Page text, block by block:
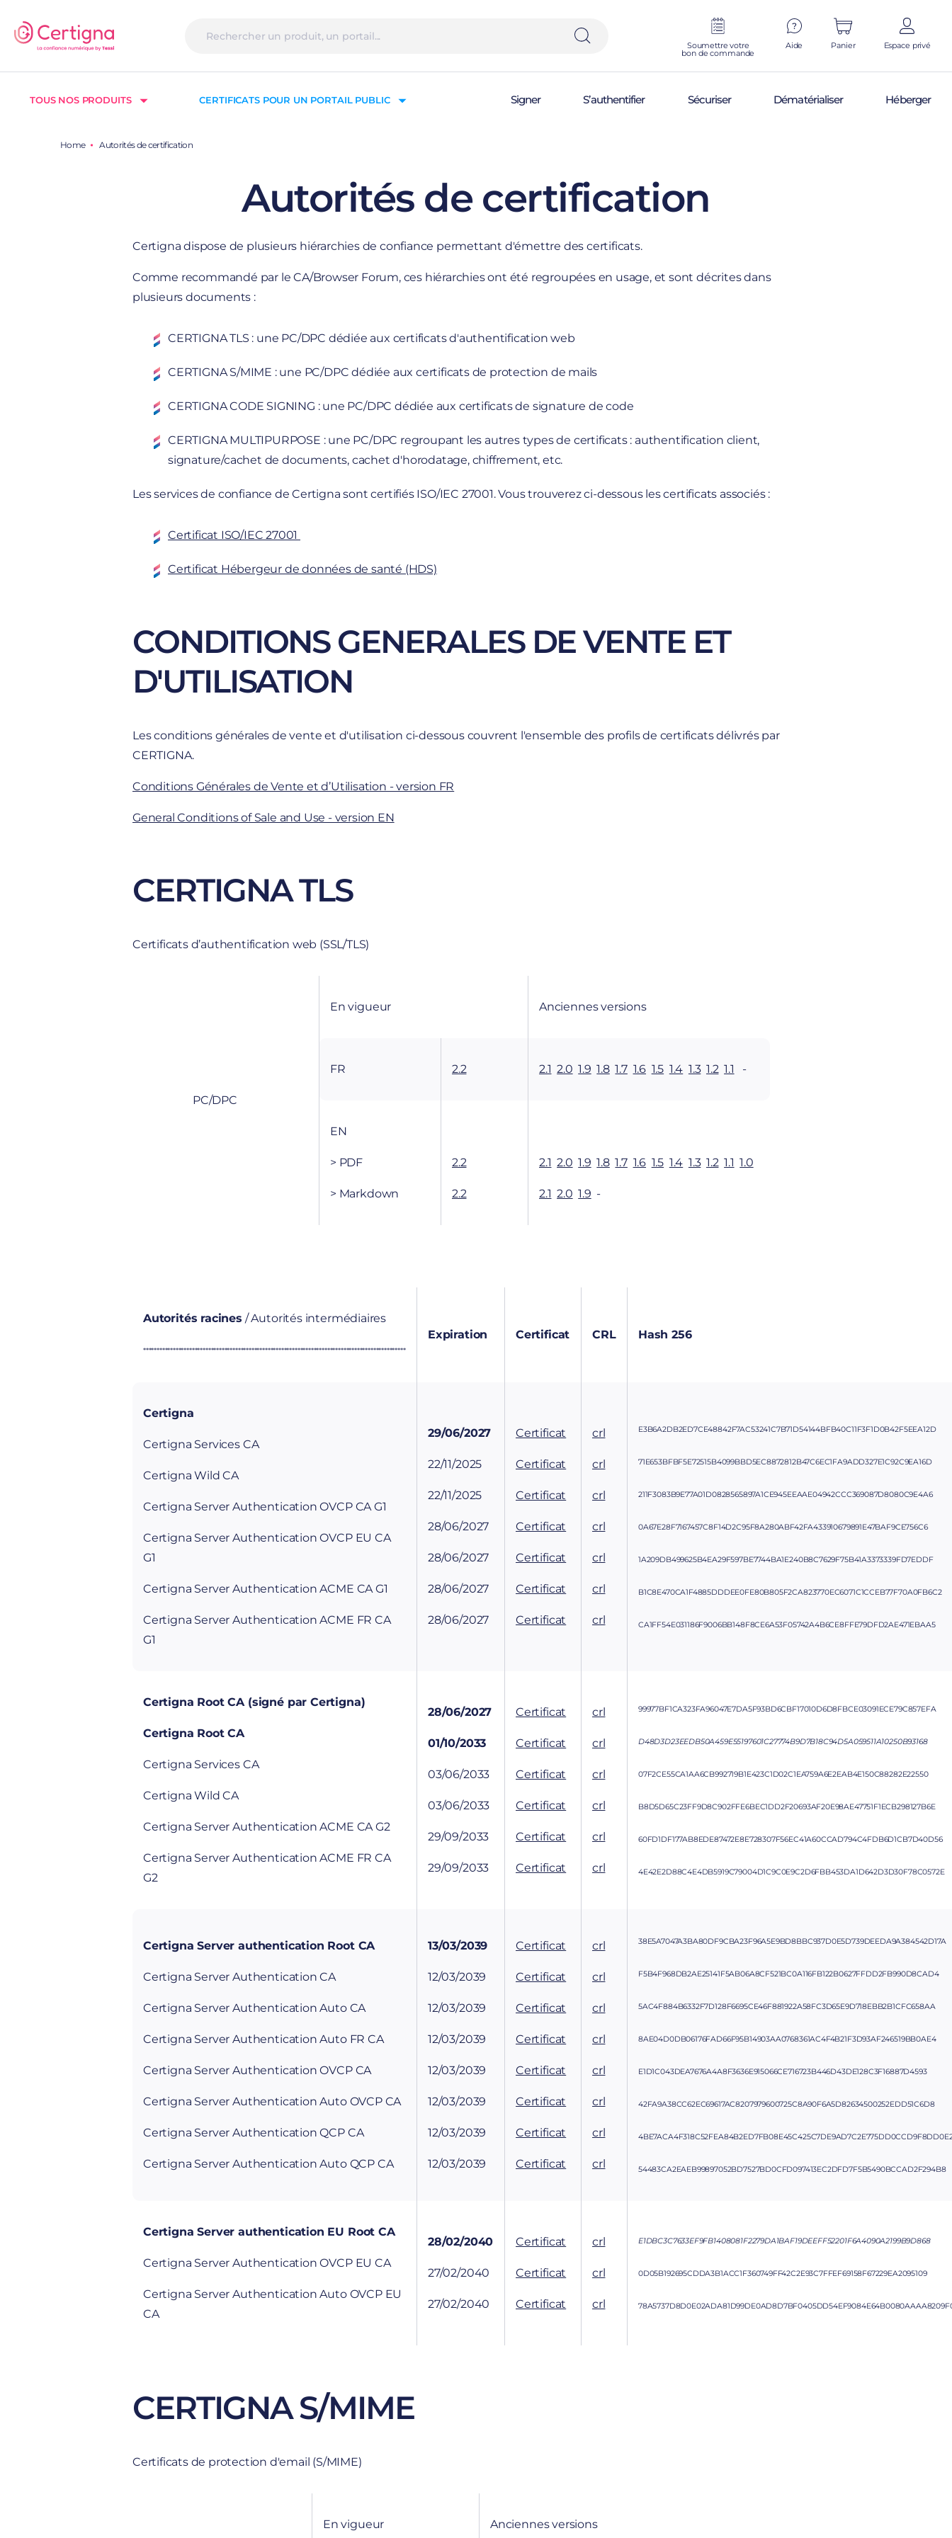
Soumettre votre
bon de commande
Aide Panier Espace privé
TOUS NOS PRODUITS CERTIFICATS POUR UN PORTAIL PUBLIC Signer S’authentifier Sécuriser Dématérialiser Héberger
Home Autorités de certification
Autorités de certification
Certigna dispose de plusieurs hiérarchies de confiance permettant d'émettre des certificats.
Comme recommandé par le CA/Browser Forum, ces hiérarchies ont été regroupées en usage, et sont décrites dans
plusieurs documents :
CERTIGNA TLS : une PC/DPC dédiée aux certificats d'authentification web
CERTIGNA S/MIME : une PC/DPC dédiée aux certificats de protection de mails
CERTIGNA CODE SIGNING : une PC/DPC dédiée aux certificats de signature de code
CERTIGNA MULTIPURPOSE : une PC/DPC regroupant les autres types de certificats : authentification client,
signature/cachet de documents, cachet d'horodatage, chiffrement, etc.
Les services de confiance de Certigna sont certifiés ISO/IEC 27001. Vous trouverez ci-dessous les certificats associés :
Certificat ISO/IEC 27001
Certificat Hébergeur de données de santé (HDS)
CONDITIONS GENERALES DE VENTE ET
D'UTILISATION
Les conditions générales de vente et d'utilisation ci-dessous couvrent l'ensemble des profils de certificats délivrés par
CERTIGNA.
Conditions Générales de Vente et d’Utilisation - version FR
General Conditions of Sale and Use - version EN
CERTIGNA TLS
Certificats d’authentification web (SSL/TLS)
PC/DPC
En vigueur Anciennes versions
FR 2.2 2.1 2.0 1.9 1.8 1.7 1.6 1.5 1.4 1.3 1.2 1.1 -
EN
> PDF
> Markdown
2.2
2.2
2.1 2.0 1.9 1.8 1.7 1.6 1.5 1.4 1.3 1.2 1.1 1.0
2.1 2.0 1.9 -
Autorités racines / Autorités intermédiaires
*************************************************************************************************
Expiration Certificat CRL Hash 256
Certigna
Certigna Services CA
Certigna Wild CA
Certigna Server Authentication OVCP CA G1
Certigna Server Authentication OVCP EU CA
G1
Certigna Server Authentication ACME CA G1
Certigna Server Authentication ACME FR CA
G1
29/06/2027
22/11/2025
22/11/2025
28/06/2027
28/06/2027
28/06/2027
28/06/2027
Certificat
Certificat
Certificat
Certificat
Certificat
Certificat
Certificat
crl
crl
crl
crl
crl
crl
crl
E3B6A2DB2ED7CE48842F7AC53241C7B71D54144BFB40C11F3F1D0B42F5EEA12D
71E653BFBF5E72515B4099BBD5EC8872812B47C6EC1FA9ADD327E1C92C9EA16D
211F3083B9E77A01D0828565897A1CE945EEAAE04942CCC369087D8080C9E4A6
0A67E28F7167457C8F14D2C95F8A280ABF42FA433910679891E47BAF9CE756C6
1A209DB499625B4EA29F597BE7744BA1E240B8C7629F75B41A3373339FD7EDDF
B1C8E470CA1F4885DDDEE0FE80B805F2CA823770EC6071C1CCEB77F70A0FB6C2
CA1FF54E031186F9006BB148F8CE6A53F05742A4B6CE8FFE79DFD2AE471EBAA5
Certigna Root CA (signé par Certigna)
Certigna Root CA
Certigna Services CA
Certigna Wild CA
Certigna Server Authentication ACME CA G2
Certigna Server Authentication ACME FR CA
G2
28/06/2027
01/10/2033
03/06/2033
03/06/2033
29/09/2033
29/09/2033
Certificat
Certificat
Certificat
Certificat
Certificat
Certificat
crl
crl
crl
crl
crl
crl
99977BF1CA323FA96047E7DA5F93BD6CBF17010D6D8FBCE03091ECE79C857EFA
D48D3D23EEDB50A459E55197601C27774B9D7B18C94D5A059511A10250B93168
07F2CE55CA1AA6CB992719B1E423C1D02C1EA759A6E2EAB4E150C88282E22550
B8D5D65C23FF9D8C902FFE6BEC1DD2F20693AF20E98AE47751F1ECB298127B6E
60FD1DF177AB8EDE87472E8E728307F56EC41A60CCAD794C4FDB6D1CB7D40D56
4E42E2D88C4E4DB5919C79004D1C9C0E9C2D6FBB453DA1D642D3D30F78C0572E
Certigna Server authentication Root CA
Certigna Server Authentication CA
Certigna Server Authentication Auto CA
Certigna Server Authentication Auto FR CA
Certigna Server Authentication OVCP CA
Certigna Server Authentication Auto OVCP CA
Certigna Server Authentication QCP CA
Certigna Server Authentication Auto QCP CA
13/03/2039
12/03/2039
12/03/2039
12/03/2039
12/03/2039
12/03/2039
12/03/2039
12/03/2039
Certificat
Certificat
Certificat
Certificat
Certificat
Certificat
Certificat
Certificat
crl
crl
crl
crl
crl
crl
crl
crl
38E5A7047A3BA80DF9CBA23F96A5E9BD8BBC937D0E5D739DEEDA9A384542D17A
F5B4F968DB2AE25141F5AB06A8CF521BC0A116FB122B0627FFDD2FB990D8CAD4
5AC4F884B6332F7D128F6695CE46F881922A58FC3D65E9D718EBB2B1CFC658AA
8AE04D0DB06176FAD66F95B14903AA0768361AC4F4B21F3D93AF246519BB0AE4
E1D1C043DEA7676A4A8F3636E915066CE716723B446D43DE128C3F16887D4593
42FA9A38CC62EC69617AC8207979600725C8A90F6A5D82634500252EDD51C6D8
54483CA2EAEB99897052BD7527BD0CFD097413EC2DFD7F5B5490BCCAD2F294B8
Certigna Server authentication EU Root CA
Certigna Server Authentication OVCP EU CA
Certigna Server Authentication Auto OVCP EU
CA
28/02/2040
27/02/2040
27/02/2040
Certificat
Certificat
Certificat
crl
crl
crl
E1DBC3C7633EF9FB1408081F2279DA1BAF19DEEFF52201F6A4090A2199B9D868
0D05B192695CDDA3B1ACC1F360749FF42C2E93C7FFEF69158F67229EA2095109
CERTIGNA S/MIME
Certificats de protection d'email (S/MIME)
En vigueur Anciennes versions